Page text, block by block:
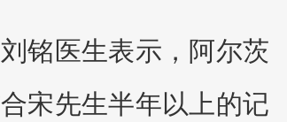
铭医生表示，阿尔茨
宋先生半年以上的记